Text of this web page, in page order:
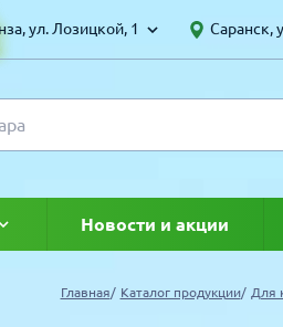
ул. Лозицкой, 1 Саранск,
Новости и акции
Главная Каталог продукции Для